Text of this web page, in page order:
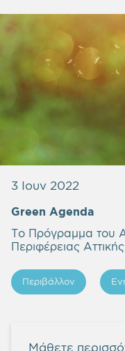
3 Ιουν 2022
Green Agenda
Το Πρόγραμμα του
Περιφέρειας
Περιβάλλον
Μάθετε